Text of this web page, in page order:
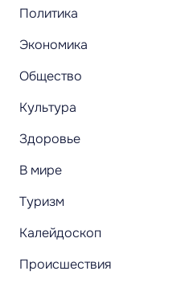
Политика
Экономика
Общество
Культура
Здоровье
В мире
Туризм
Калейдоскоп
Происшествия